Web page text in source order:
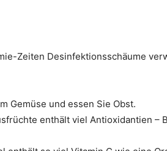
Zeiten Desinfektionsschäume
Gemüse und essen Sie Obst.
enthält viel Antioxidantien –